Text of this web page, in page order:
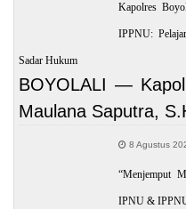
Kapolres
IPPNU:
Sadar Hukum
BOYOLALI —
Maulana Saputra,
8 Agustus
“Menjemput
IPNU &